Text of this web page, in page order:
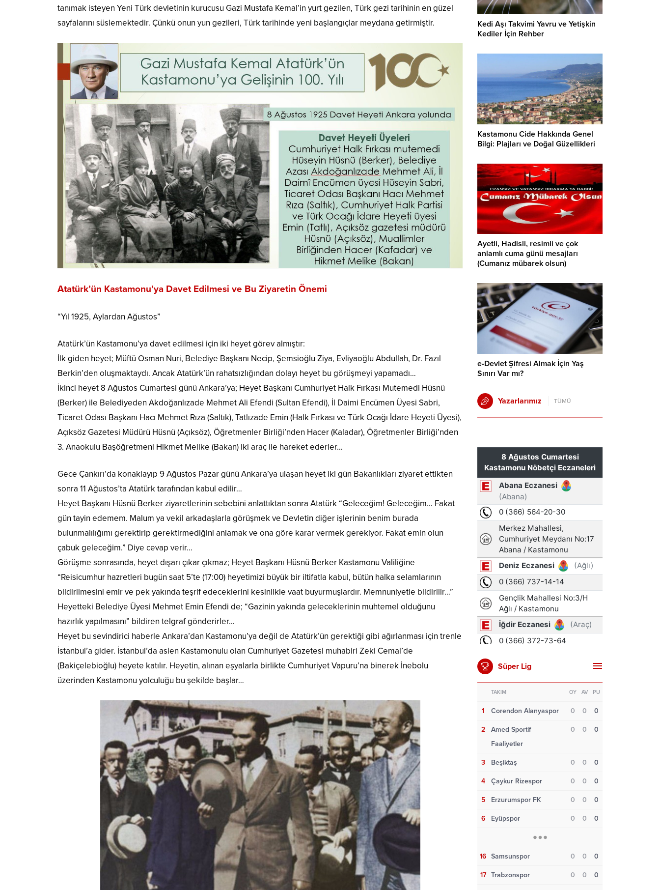
tanımak isteyen Yeni Türk devletinin kurucusu Gazi Mustafa Kemal’in yurt gezilen, Türk gezi tarihinin en güzel
sayfalarını süslemektedir. Çünkü onun yun gezileri, Türk tarihinde yeni başlangıçlar meydana getirmiştir.
Atatürk’ün Kastamonu’ya Davet Edilmesi ve Bu Ziyaretin Önemi
“Yıl 1925, Aylardan Ağustos”
Atatürk’ün Kastamonu’ya davet edilmesi için iki heyet görev almıştır:
İlk giden heyet; Müftü Osman Nuri, Belediye Başkanı Necip, Şemsioğlu Ziya, Evliyaoğlu Abdullah, Dr. Fazıl
Berkin’den oluşmaktaydı. Ancak Atatürk’ün rahatsızlığından dolayı heyet bu görüşmeyi yapamadı…
İkinci heyet 8 Ağustos Cumartesi günü Ankara’ya; Heyet Başkanı Cumhuriyet Halk Fırkası Mutemedi Hüsnü
(Berker) ile Belediyeden Akdoğanlızade Mehmet Ali Efendi (Sultan Efendi), İl Daimi Encümen Üyesi Sabri,
Ticaret Odası Başkanı Hacı Mehmet Rıza (Saltık), Tatlızade Emin (Halk Fırkası ve Türk Ocağı İdare Heyeti Üyesi),
Açıksöz Gazetesi Müdürü Hüsnü (Açıksöz), Öğretmenler Birliği’nden Hacer (Kaladar), Öğretmenler Birliği’nden
3. Anaokulu Başöğretmeni Hikmet Melike (Bakan) iki araç ile hareket ederler…
Gece Çankırı’da konaklayıp 9 Ağustos Pazar günü Ankara’ya ulaşan heyet iki gün Bakanlıkları ziyaret ettikten
sonra 11 Ağustos’ta Atatürk tarafından kabul edilir…
Heyet Başkanı Hüsnü Berker ziyaretlerinin sebebini anlattıktan sonra Atatürk “Geleceğim! Geleceğim… Fakat
gün tayin edemem. Malum ya vekil arkadaşlarla görüşmek ve Devletin diğer işlerinin benim burada
bulunmalılığımı gerektirip gerektirmediğini anlamak ve ona göre karar vermek gerekiyor. Fakat emin olun
çabuk geleceğim.” Diye cevap verir…
Görüşme sonrasında, heyet dışarı çıkar çıkmaz; Heyet Başkanı Hüsnü Berker Kastamonu Valiliğine
“Reisicumhur hazretleri bugün saat 5’te (17:00) heyetimizi büyük bir iltifatla kabul, bütün halka selamlarının
bildirilmesini emir ve pek yakında teşrif edeceklerini kesinlikle vaat buyurmuşlardır. Memnuniyetle bildirilir…”
Heyetteki Belediye Üyesi Mehmet Emin Efendi de; “Gazinin yakında geleceklerinin muhtemel olduğunu
hazırlık yapılmasını” bildiren telgraf gönderirler…
Heyet bu sevindirici haberle Ankara’dan Kastamonu’ya değil de Atatürk’ün gerektiği gibi ağırlanması için trenle
İstanbul’a gider. İstanbul’da aslen Kastamonulu olan Cumhuriyet Gazetesi muhabiri Zeki Cemal’de
(Bakiçelebioğlu) heyete katılır. Heyetin, alınan eşyalarla birlikte Cumhuriyet Vapuru’na binerek İnebolu
üzerinden Kastamonu yolculuğu bu şekilde başlar…
Kedi Aşı Takvimi Yavru ve Yetişkin
Kediler İçin Rehber
Kastamonu Cide Hakkında Genel
Bilgi: Plajları ve Doğal Güzellikleri
Ayetli, Hadisli, resimli ve çok
anlamlı cuma günü mesajları
(Cumanız mübarek olsun)
e-Devlet Şifresi Almak İçin Yaş
Sınırı Var mı?
Yazarlarımız TÜMÜ
Süper Lig
TAKIM OY AV PU
1 Corendon Alanyaspor 0 0 0
2
Amed Sportif
Faaliyetler
0 0 0
3 Beşiktaş 0 0 0
4 Çaykur Rizespor 0 0 0
5 Erzurumspor FK 0 0 0
6 Eyüpspor 0 0 0
16 Samsunspor 0 0 0
17 Trabzonspor 0 0 0